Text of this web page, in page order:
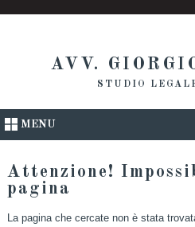
AVV.
STUDIO
MENU
Attenzione!
pagina
La pagina che cercate non è stata